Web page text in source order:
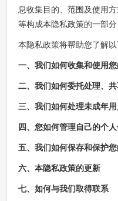
息收集目的、范围及使用
等构成本隐私政策的一部
本隐私政策将帮助您了解以
一、我们如何收集和使用您
二、我们如何委托处理、
三、我们如何处理未成年
四、您如何管理自己的个
五、我们如何保存和保护
六、本隐私政策的更新
七、如何与我们取得联系